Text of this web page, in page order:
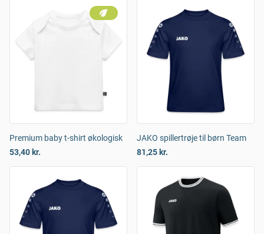
Premium baby t-shirt økologisk
53,40 kr.
JAKO spillertrøje til børn Team
81,25 kr.